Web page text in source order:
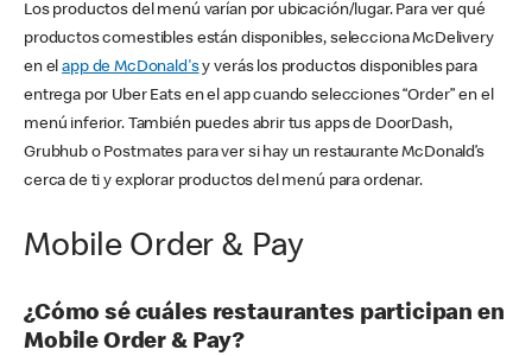
Los productos del menú varían por ubicación/lugar. Para ver qué
productos comestibles están disponibles, selecciona McDelivery
en elapp de McDonald'sy verás los productos disponibles para
entrega por Uber Eats en el app cuando selecciones “Order” en el
menú inferior. También puedes abrir tus apps de DoorDash,
Grubhub o Postmates para ver si hay un restaurante McDonald’s
cerca de ti y explorar productos del menú para ordenar.
Mobile Order & Pay
¿Cómo sé cuáles restaurantes participan en
Mobile Order & Pay?